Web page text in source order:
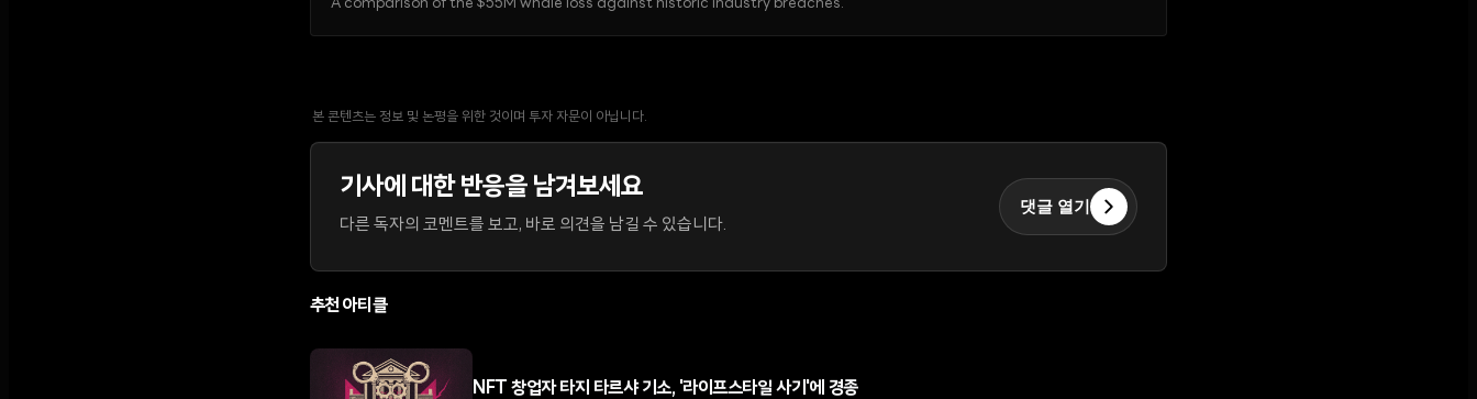
A comparison of the $55M whale loss against historic industry breaches.
본 콘텐츠는 정보 및 논평을 위한 것이며 투자 자문이 아닙니다.
기사에 대한 반응을 남겨보세요
다른 독자의 코멘트를 보고, 바로 의견을 남길 수 있습니다.
댓글 열기
추천 아티클
NFT 창업자 타지 타르샤 기소, '라이프스타일 사기'에 경종